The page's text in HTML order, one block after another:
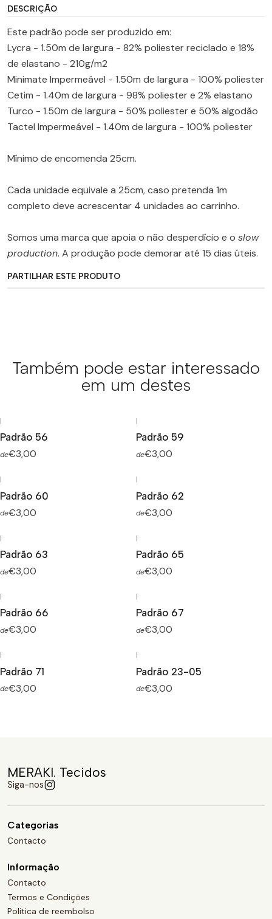
DESCRIÇÃO
Este padrão pode ser produzido em:
Lycra - 1.50m de largura - 82% poliester reciclado e 18%
de elastano - 210g/m2
Minimate Impermeável - 1.50m de largura - 100% poliester
Cetim - 1.40m de largura - 98% poliester e 2% elastano
Turco - 1.50m de largura - 50% poliester e 50% algodão
Tactel Impermeável - 1.40m de largura - 100% poliester
Mínimo de encomenda 25cm.
Cada unidade equivale a 25cm, caso pretenda 1m
completo deve acrescentar 4 unidades ao carrinho.
Somos uma marca que apoia o não desperdício e o slow
production. A produção pode demorar até 15 dias úteis.
PARTILHAR ESTE PRODUTO
Também pode estar interessado
em um destes
|
Padrão 56
de€3,00
|
Padrão 59
de€3,00
|
Padrão 60
de€3,00
|
Padrão 62
de€3,00
|
Padrão 63
de€3,00
|
Padrão 65
de€3,00
|
Padrão 66
de€3,00
|
Padrão 67
de€3,00
|
Padrão 71
de€3,00
|
Padrão 23-05
de€3,00
MERAKI. Tecidos
Siga-nos
Categorias
Contacto
Informação
Contacto
Termos e Condições
Politica de reembolso